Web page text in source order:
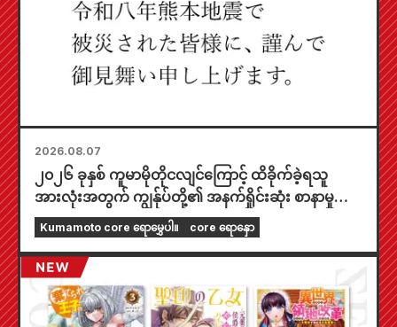
2026.08.07
၂၀၂၆ ခုနှစ် ကူမာမိုတိုငလျင်ကြောင့် ထိခိုက်ခဲ့ရသူ
အားလုံးအတွက် ကျွန်ုပ်တို့၏ အနက်ရှိုင်းဆုံး စာနာမှုကို
ဖော်ပြအပ်ပါသည်။
Kumamoto core ရောမွှေပါ။ core ရောနှော